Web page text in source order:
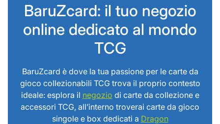
BaruZcard: il tuo negozio
online dedicato al mondo
TCG
BaruZcard è dove la tua passione per le carte da
gioco collezionabili TCG trova il proprio contesto
ideale: esplora il negozio di carte da collezione e
accessori TCG, all’interno troverai carte da gioco
singole e box dedicati a Dragon